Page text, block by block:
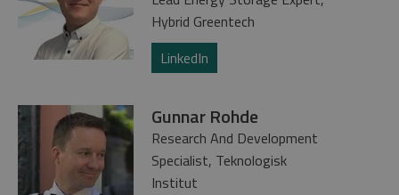
Hybrid Greentech
LinkedIn
Gunnar Rohde
Research And Development
Specialist, Teknologisk
Institut